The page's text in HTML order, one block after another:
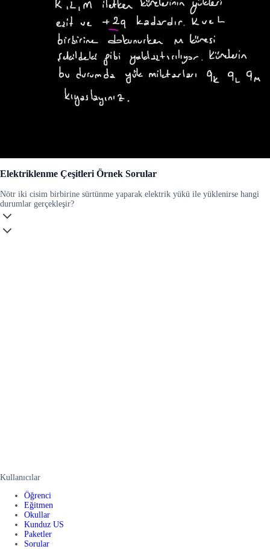
Elektriklenme Çeşitleri Örnek Sorular
Nötr iki cisim birbirine sürtünme yaparak elektrik yükü ile yüklenirse hangi
durumlar gerçekleşir?
Kullanıcılar
Öğrenci
Eğitmen
Okullar
Kunduz US
Paketler
Sorular